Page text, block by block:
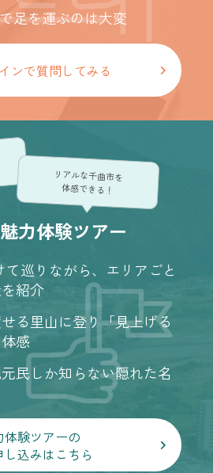
足を運ぶのは大変
ンで質問してみる
リアルな千曲市を
体感できる！
力体験ツアー
て巡りながら、エリアごと
紹介
る里山に登り「見上げる
感
民しか知らない隠れた名
体験ツアーの
し込みはこちら